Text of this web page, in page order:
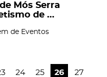
Mós Serra
de ...
de Eventos
24 25 26 27